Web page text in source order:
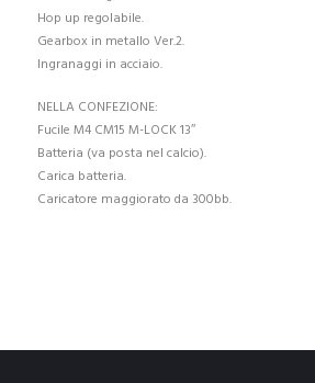
Hop up regolabile.
Gearbox in metallo Ver.2.
Ingranaggi in acciaio.
NELLA CONFEZIONE:
Fucile M4 CM15 M-LOCK 13″
Batteria (va posta nel calcio).
Carica batteria.
Caricatore maggiorato da 300bb.